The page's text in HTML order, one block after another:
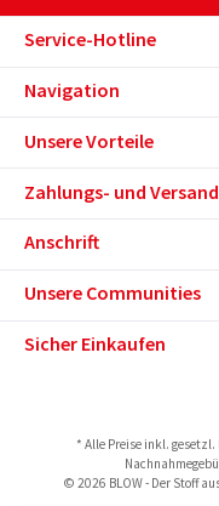
Service-Hotline
Navigation
Unsere Vorteile
Zahlungs- und
Anschrift
Unsere Communities
Sicher Einkaufen
* Alle Preise inkl.
© 2026 BLOW - Der Stoff